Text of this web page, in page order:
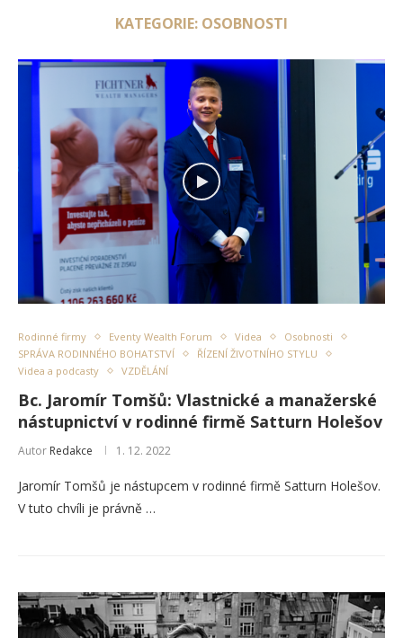
KATEGORIE: OSOBNOSTI
Rodinné firmy Eventy Wealth Forum Videa
Osobnosti
SPRÁVA RODINNÉHO BOHATSTVÍ
ŘÍZENÍ ŽIVOTNÍHO STYLU
Videa a podcasty
VZDĚLÁNÍ
Bc. Jaromír Tomšů: Vlastnické a manažerské
nástupnictví v rodinné firmě Satturn Holešov
Autor Redakce 1. 12. 2022
Jaromír Tomšů je nástupcem v rodinné firmě Satturn Holešov.
V tuto chvíli je právně …